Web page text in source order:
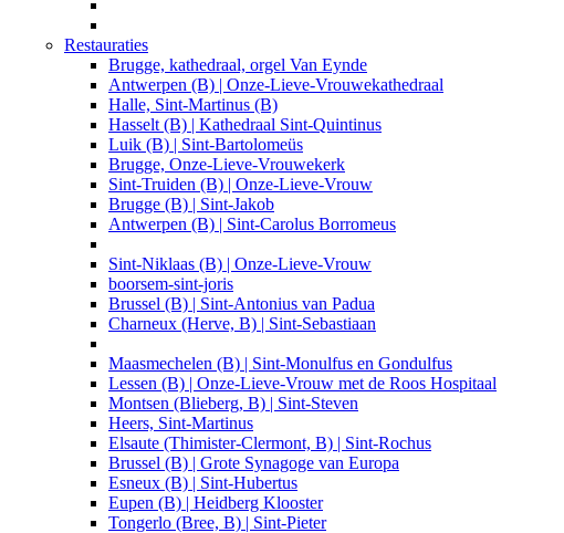
Restauraties
Brugge, kathedraal, orgel Van Eynde
Antwerpen (B) | Onze-Lieve-Vrouwekathedraal
Halle, Sint-Martinus (B)
Hasselt (B) | Kathedraal Sint-Quintinus
Luik (B) | Sint-Bartolomeüs
Brugge, Onze-Lieve-Vrouwekerk
Sint-Truiden (B) | Onze-Lieve-Vrouw
Brugge (B) | Sint-Jakob
Antwerpen (B) | Sint-Carolus Borromeus
Sint-Niklaas (B) | Onze-Lieve-Vrouw
boorsem-sint-joris
Brussel (B) | Sint-Antonius van Padua
Charneux (Herve, B) | Sint-Sebastiaan
Maasmechelen (B) | Sint-Monulfus en Gondulfus
Lessen (B) | Onze-Lieve-Vrouw met de Roos Hospitaal
Montsen (Blieberg, B) | Sint-Steven
Heers, Sint-Martinus
Elsaute (Thimister-Clermont, B) | Sint-Rochus
Brussel (B) | Grote Synagoge van Europa
Esneux (B) | Sint-Hubertus
Eupen (B) | Heidberg Klooster
Tongerlo (Bree, B) | Sint-Pieter